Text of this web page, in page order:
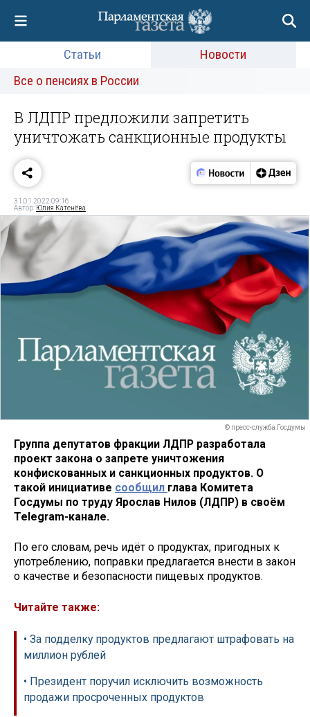
Статьи
Новости
Все о пенсиях в России
В ЛДПР предложили запретить
уничтожать санкционные продукты
31.01.2022 09:16
Автор: Юлия Катенёва
© пресс-служба Госдумы
Группа депутатов фракции ЛДПР разработала
проект закона о запрете уничтожения
конфискованных и санкционных продуктов. О
такой инициативе сообщил глава Комитета
Госдумы по труду Ярослав Нилов (ЛДПР) в своём
Telegram-канале.
По его словам, речь идёт о продуктах, пригодных к
употреблению, поправки предлагается внести в закон
о качестве и безопасности пищевых продуктов.
Читайте также:
• За подделку продуктов предлагают штрафовать на
миллион рублей
• Президент поручил исключить возможность
продажи просроченных продуктов